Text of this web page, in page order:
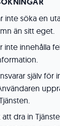
inte söka en
än sitt eget.
inte innehålla
själv för
att dra in